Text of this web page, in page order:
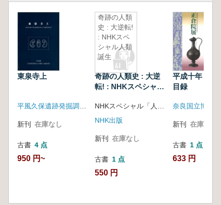
東泉寺上
新刊 在庫なし
古書 4 点
950 円~
奇跡の人類
史 : 大逆転!
: NHKスペ
シャル人類
誕生
奇跡の人類史 : 大逆
転! : NHKスペシャル
NHK出版
新刊 在庫なし
古書 1 点
550 円
平成十年 正
目録
奈良国立博物館
新刊 在庫なし
古書 1 点
633 円